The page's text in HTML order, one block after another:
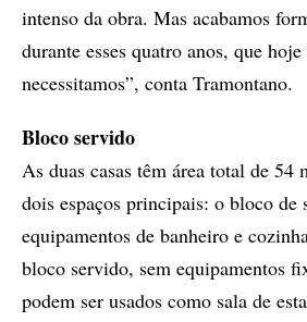
intenso da obra. Mas acabamos
durante esses quatro anos, que
necessitamos”, conta Tramontano.
Bloco servido
As duas casas têm área total de 54
dois espaços principais: o bloco de
equipamentos de banheiro e
bloco servido, sem equipamentos
podem ser usados como sala de